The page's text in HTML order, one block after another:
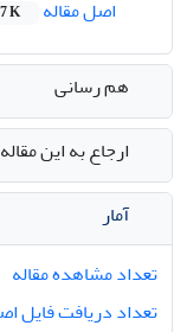
اصل مقاله
K
هم رسانی
ارجاع به این مقاله
آمار
تعداد مشاهده مقاله
تعداد دریافت فایل